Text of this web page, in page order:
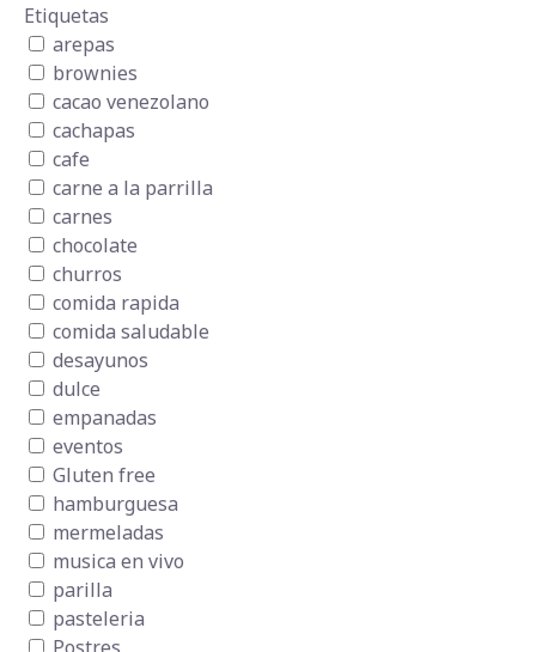
Etiquetas
arepas
brownies
cacao venezolano
cachapas
cafe
carne a la parrilla
carnes
chocolate
churros
comida rapida
comida saludable
desayunos
dulce
empanadas
eventos
Gluten free
hamburguesa
mermeladas
musica en vivo
parilla
pasteleria